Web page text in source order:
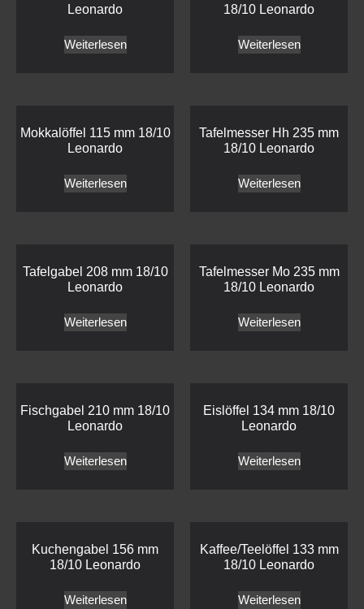
Leonardo
Weiterlesen
18/10 Leonardo
Weiterlesen
Mokkalöffel 115 mm 18/10
Leonardo
Weiterlesen
Tafelmesser Hh 235 mm
18/10 Leonardo
Weiterlesen
Tafelgabel 208 mm 18/10
Leonardo
Weiterlesen
Tafelmesser Mo 235 mm
18/10 Leonardo
Weiterlesen
Fischgabel 210 mm 18/10
Leonardo
Weiterlesen
Eislöffel 134 mm 18/10
Leonardo
Weiterlesen
Kuchengabel 156 mm
18/10 Leonardo
Weiterlesen
Kaffee/Teelöffel 133 mm
18/10 Leonardo
Weiterlesen